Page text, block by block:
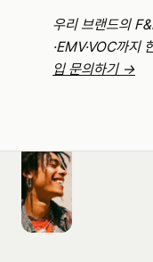
우리 브랜드의
·EMV·VOC까지
입 문의하기 →